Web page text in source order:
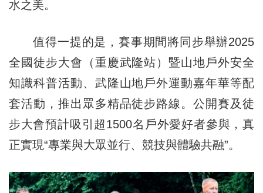
水之美。
值得一提的是，賽事期間將同步舉辦2025
全國徒步大會（重慶武隆站）暨山地戶外安全
知識科普活動、武隆山地戶外運動嘉年華等配
套活動，推出眾多精品徒步路線。公開賽及徒
步大會預計吸引超1500名戶外愛好者參與，真
正實現“專業與大眾並行、競技與體驗共融”。